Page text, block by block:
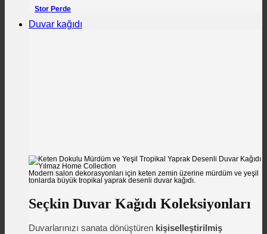
Stor Perde
Duvar kağıdı
Modern salon dekorasyonları için keten zemin üzerine mürdüm ve yeşil
tonlarda büyük tropikal yaprak desenli duvar kağıdı.
Seçkin Duvar Kağıdı Koleksiyonları
Duvarlarınızı sanata dönüştüren kişiselleştirilmiş